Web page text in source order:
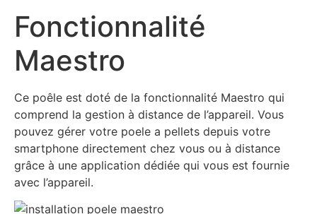
Fonctionnalité
Maestro
Ce poêle est doté de la fonctionnalité Maestro qui
comprend la gestion à distance de l’appareil. Vous
pouvez gérer votre poele a pellets depuis votre
smartphone directement chez vous ou à distance
grâce à une application dédiée qui vous est fournie
avec l’appareil.